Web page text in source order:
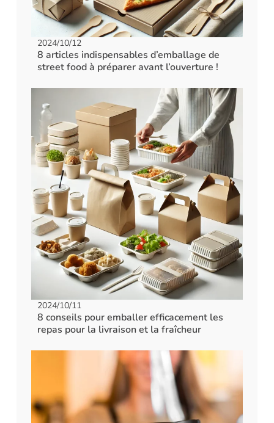
2024/10/12
8 articles indispensables d’emballage de
street food à préparer avant l’ouverture !
2024/10/11
8 conseils pour emballer efficacement les
repas pour la livraison et la fraîcheur